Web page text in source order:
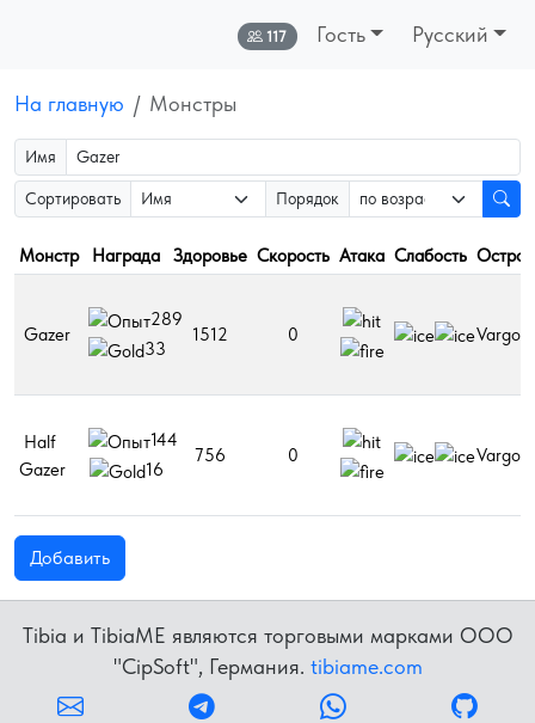
Онлайн:
117 Гость Русский
На главную Монстры
Имя
Сортировать Порядок
Монстр Награда Здоровье Скорость Атака Слабость
Gazer
289
33
1512 0 Vargos
Half
Gazer
144
16
756 0 Vargos
Добавить
Tibia и TibiaME являются торговыми марками OOO
"CipSoft", Германия. tibiame.com